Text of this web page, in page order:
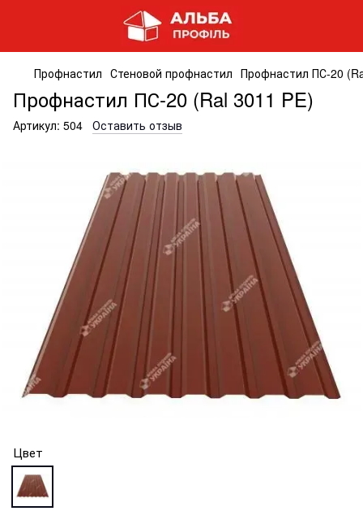
Профнастил Стеновой профнастил Профнастил ПС-20
Профнастил ПС-20 (Ral 3011 PE)
Артикул: 504 Оставить отзыв
Цвет